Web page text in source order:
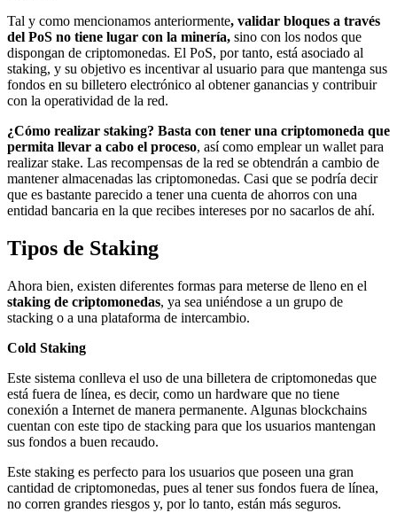
Tal y como mencionamos anteriormente, validar bloques a través
del PoS no tiene lugar con la minería, sino con los nodos que
dispongan de criptomonedas. El PoS, por tanto, está asociado al
staking, y su objetivo es incentivar al usuario para que mantenga sus
fondos en su billetero electrónico al obtener ganancias y contribuir
con la operatividad de la red.
¿Cómo realizar staking? Basta con tener una criptomoneda que
permita llevar a cabo el proceso, así como emplear un wallet para
realizar stake. Las recompensas de la red se obtendrán a cambio de
mantener almacenadas las criptomonedas. Casi que se podría decir
que es bastante parecido a tener una cuenta de ahorros con una
entidad bancaria en la que recibes intereses por no sacarlos de ahí.
Tipos de Staking
Ahora bien, existen diferentes formas para meterse de lleno en el
staking de criptomonedas, ya sea uniéndose a un grupo de
stacking o a una plataforma de intercambio.
Cold Staking
Este sistema conlleva el uso de una billetera de criptomonedas que
está fuera de línea, es decir, como un hardware que no tiene
conexión a Internet de manera permanente. Algunas blockchains
cuentan con este tipo de stacking para que los usuarios mantengan
sus fondos a buen recaudo.
Este staking es perfecto para los usuarios que poseen una gran
cantidad de criptomonedas, pues al tener sus fondos fuera de línea,
no corren grandes riesgos y, por lo tanto, están más seguros.